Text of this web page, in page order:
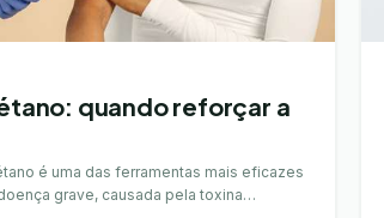
quando reforçar a
é uma das ferramentas mais eficazes
grave, causada pela toxina